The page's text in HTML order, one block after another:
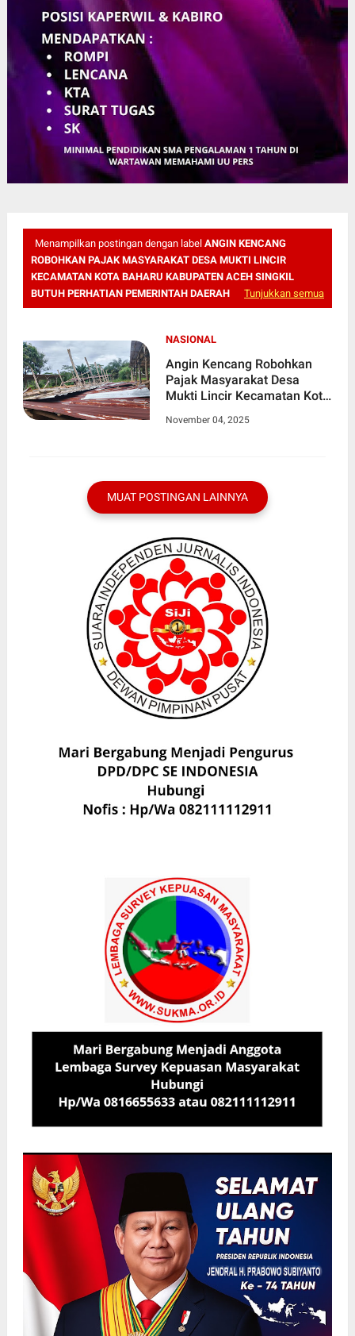
Menampilkan postingan dengan label ANGIN KENCANG
ROBOHKAN PAJAK MASYARAKAT DESA MUKTI LINCIR
KECAMATAN KOTA BAHARU KABUPATEN ACEH SINGKIL
BUTUH PERHATIAN PEMERINTAH DAERAH
Tunjukkan semua
NASIONAL
Angin Kencang Robohkan
Pajak Masyarakat Desa
Mukti Lincir Kecamatan Kota
Singkil Butuh Perhatian
November 04, 2025
MUAT POSTINGAN LAINNYA